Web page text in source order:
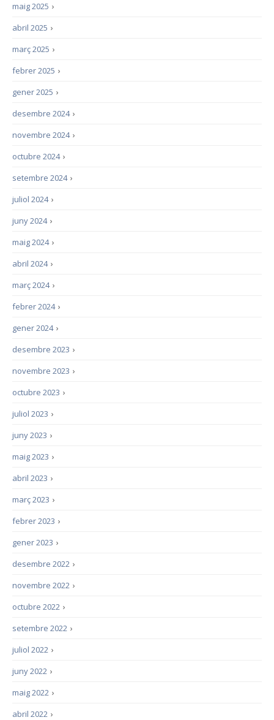
›
maig 2025
›
abril 2025
›
març 2025
›
febrer 2025
›
gener 2025
›
desembre 2024
›
novembre 2024
›
octubre 2024
›
setembre 2024
›
juliol 2024
›
juny 2024
›
maig 2024
›
abril 2024
›
març 2024
›
febrer 2024
›
gener 2024
›
desembre 2023
›
novembre 2023
›
octubre 2023
›
juliol 2023
›
juny 2023
›
maig 2023
›
abril 2023
›
març 2023
›
febrer 2023
›
gener 2023
›
desembre 2022
›
novembre 2022
›
octubre 2022
›
setembre 2022
›
juliol 2022
›
juny 2022
›
maig 2022
›
abril 2022